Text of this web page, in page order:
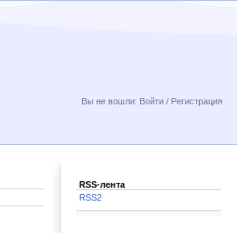
Вы не вошли: Войти / Регистрация
RSS-лента
RSS2